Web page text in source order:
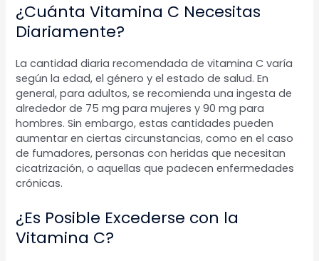
¿Cuánta Vitamina C Necesitas
Diariamente?
La cantidad diaria recomendada de vitamina C varía
según la edad, el género y el estado de salud. En
general, para adultos, se recomienda una ingesta de
alrededor de 75 mg para mujeres y 90 mg para
hombres. Sin embargo, estas cantidades pueden
aumentar en ciertas circunstancias, como en el caso
de fumadores, personas con heridas que necesitan
cicatrización, o aquellas que padecen enfermedades
crónicas.
¿Es Posible Excederse con la
Vitamina C?